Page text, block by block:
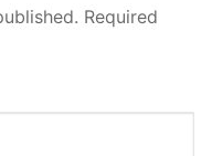
Required